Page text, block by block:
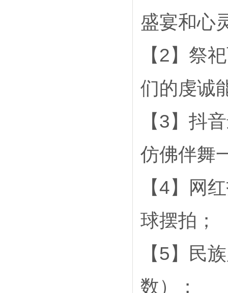
盛宴和心
【2】祭
们的虔诚
【3】抖
仿佛伴舞
【4】网
球摆拍；
【5】民
数）；